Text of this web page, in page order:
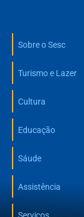
Sobre o Sesc
Turismo e Lazer
Cultura
Educação
Sáude
Assistência